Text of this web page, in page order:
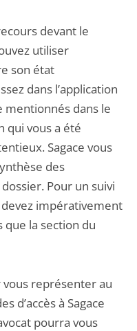
devant le
utiliser
son état
dans l’application
mentionnés dans le
qui vous a été
Sagace vous
des
Pour un suivi
impérativement
la section du
vous représenter au
d’accès à Sagace
pourra vous